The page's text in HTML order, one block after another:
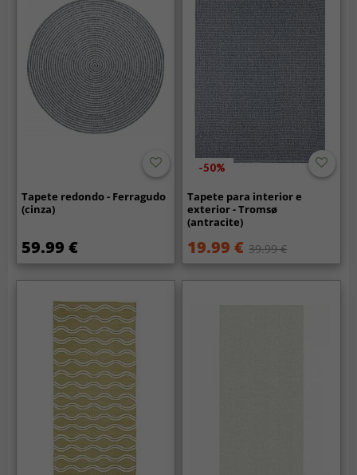
Tapete redondo - Ferragudo
(cinza)
59.99 €
-50%
Tapete para interior e
exterior - Tromsø
(antracite)
19.99 € 39.99 €